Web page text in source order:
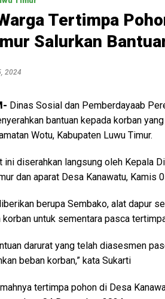
Tertimpa
Salurkan
2024
Dinas Sosial dan Pemberdayaab
bantuan kepada korban
Wotu, Kabupaten Luwu Timur.
ini diserahkan langsung oleh Kepala
dan aparat Desa Kanawatu, Kamis
berupa Sembako, alat dapur
untuk sementara pasca
darurat yang telah diasesmen
beban korban,” kata Sukarti
tertimpa pohon di Desa